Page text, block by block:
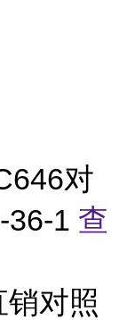
对
36-1 查
对照